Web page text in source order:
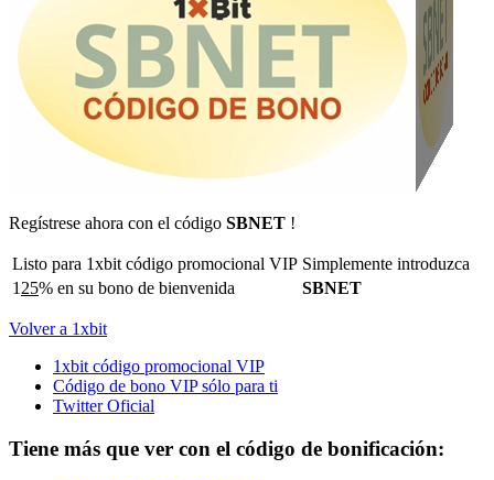
Regístrese ahora con el código SBNET !
Listo para 1xbit código promocional VIP Simplemente introduzca
1 25% en su bono de bienvenida SBNET
Volver a 1xbit
1xbit código promocional VIP
Código de bono VIP sólo para ti
Twitter Oficial
Tiene más que ver con el código de bonificación: